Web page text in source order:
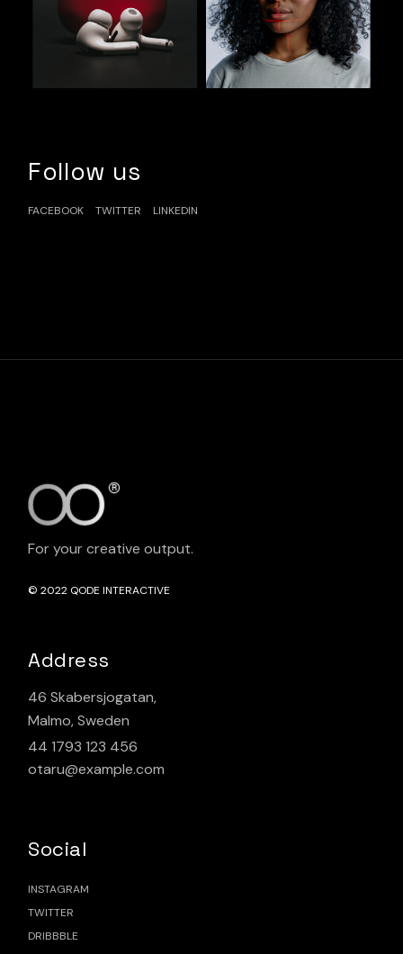
Follow us
FACEBOOK TWITTER LINKEDIN
For your creative output.
© 2022 QODE INTERACTIVE
Address
46 Skabersjogatan,
Malmo, Sweden
44 1793 123 456
otaru@example.com
Social
INSTAGRAM
TWITTER
DRIBBBLE